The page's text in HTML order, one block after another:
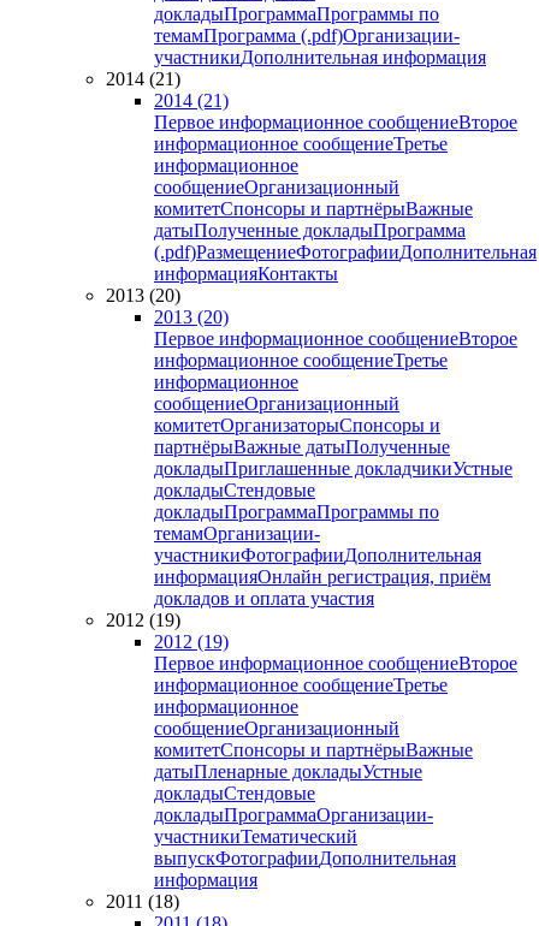
докладыПрограммаПрограммы по
темамПрограмма (.pdf)Организации-
участникиДополнительная информация
2014 (21)
2014 (21)
Первое информационное сообщениеВторое
информационное сообщениеТретье
информационное
сообщениеОрганизационный
комитетСпонсоры и партнёрыВажные
датыПолученные докладыПрограмма
(.pdf)РазмещениеФотографииДополнительная
информацияКонтакты
2013 (20)
2013 (20)
Первое информационное сообщениеВторое
информационное сообщениеТретье
информационное
сообщениеОрганизационный
комитетОрганизаторыСпонсоры и
партнёрыВажные датыПолученные
докладыПриглашенные докладчикиУстные
докладыСтендовые
докладыПрограммаПрограммы по
темамОрганизации-
участникиФотографииДополнительная
информацияОнлайн регистрация, приём
докладов и оплата участия
2012 (19)
2012 (19)
Первое информационное сообщениеВторое
информационное сообщениеТретье
информационное
сообщениеОрганизационный
комитетСпонсоры и партнёрыВажные
датыПленарные докладыУстные
докладыСтендовые
докладыПрограммаОрганизации-
участникиТематический
выпускФотографииДополнительная
информация
2011 (18)